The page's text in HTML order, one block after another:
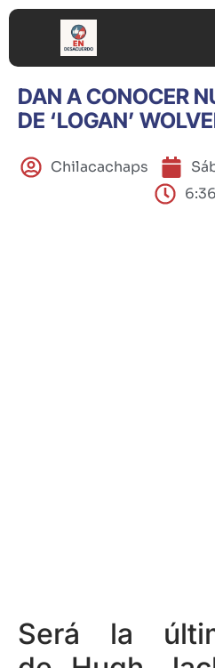
DAN A CONOCER
DE ‘LOGAN’
Chilacachaps
Será la